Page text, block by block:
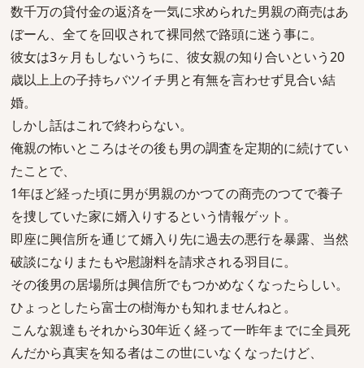
数千万の貸付金の返済を一気に求められた男親の商売はあ
ぼーん、全てを回収されて裸同然で路頭に迷う事に。
彼女は3ヶ月もしないうちに、彼女親の知り合いという20
歳以上上の子持ちバツイチ男と有無を言わせず見合い結
婚。
しかし話はこれで終わらない。
俺親の怖いところはその後も男の調査を定期的に続けてい
たことで、
1年ほど経った頃に男が男親のかつての商売のつてで養子
を捜していた家に婿入りするという情報ゲット。
即座に興信所を通じて婿入り先に過去の悪行を暴露、当然
破談になりまたもや慰謝料を請求される羽目に。
その後男の居場所は興信所でもつかめなくなったらしい。
ひょっとしたら富士の樹海かも知れませんねと。
こんな親達もそれから30年近く経って一昨年までに全員死
んだから真実を知る者はこの世にいなくなったけど、